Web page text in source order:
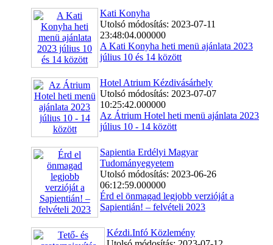
Kati Konyha
Utolsó módosítás: 2023-07-11
23:48:04.000000
A Kati Konyha heti menü ajánlata 2023
július 10 és 14 között
Hotel Atrium Kézdivásárhely
Utolsó módosítás: 2023-07-07
10:25:42.000000
Az Átrium Hotel heti menü ajánlata 2023
július 10 - 14 között
Sapientia Erdélyi Magyar
Tudományegyetem
Utolsó módosítás: 2023-06-26
06:12:59.000000
Érd el önmagad legjobb verzióját a
Sapientián! – felvételi 2023
Kézdi.Infó Közlemény